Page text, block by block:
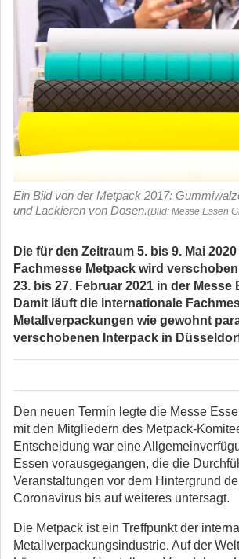
Ein Bild von der Metpack 2017:
und Lackieren von Dosen.(Bild: Messe Essen
Die für den Zeitraum 5. bis 9. Mai
Fachmesse Metpack wird
23. bis 27. Februar 2021 in der Messe
Damit läuft die internationale
Metallverpackungen wie gewohnt
verschobenen Interpack in
Den neuen Termin legte die Messe
mit den Mitgliedern des Metpack-
Entscheidung war eine
Essen vorausgegangen, die die
Veranstaltungen vor dem Hintergrund
Coronavirus bis auf weiteres untersagt.
Die Metpack ist ein Treffpunkt der
Metallverpackungsindustrie. Auf der